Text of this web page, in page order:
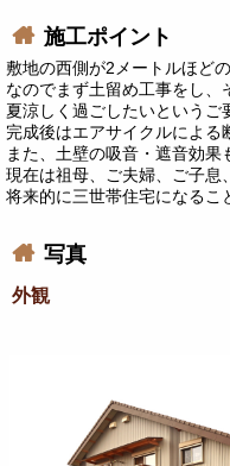
施工ポイント
敷地の西側が2メートルほど
なのでまず土留め工事をし、
夏涼しく過ごしたいというご
完成後はエアサイクルによる
また、土壁の吸音・遮音効果
現在は祖母、ご夫婦、ご子息
将来的に三世帯住宅になるこ
写真
外観